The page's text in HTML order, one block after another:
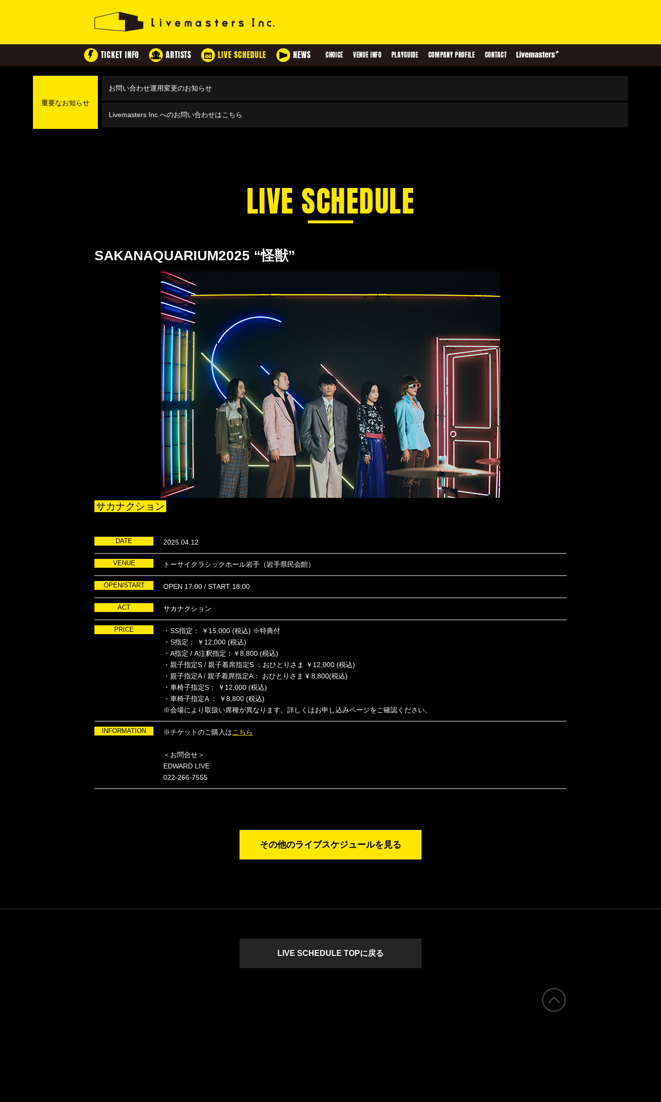
TICKET INFO ARTISTS LIVE SCHEDULE NEWS CHOICE VENUE INFO PLAYGUIDE COMPANY PROFILE CONTACT
重要なお知らせ
お問い合わせ運用変更のお知らせ
Livemasters Inc.へのお問い合わせはこちら
LIVE SCHEDULE
SAKANAQUARIUM2025 “怪獣”
サカナクション
DATE 2025.04.12
VENUE トーサイクラシックホール岩手（岩手県民会館）
OPEN/START OPEN 17:00 / START 18:00
ACT サカナクション
PRICE
・SS指定： ￥15,000 (税込) ※特典付
・S指定： ￥12,000 (税込)
・A指定 / A注釈指定：￥8,800 (税込)
・親子指定S / 親子着席指定S ：おひとりさま ￥12,000 (税込)
・親子指定A / 親子着席指定A： おひとりさま ¥ 8,800(税込)
・車椅子指定S： ￥12,000 (税込)
・車椅子指定A ： ￥8,800 (税込)
※会場により取扱い席種が異なります。詳しくはお申し込みページをご確認ください。
INFORMATION ※チケットのご購入はこちら
＜お問合せ＞
EDWARD LIVE
022-266-7555
その他のライブスケジュールを見る
LIVE SCHEDULE TOPに戻る